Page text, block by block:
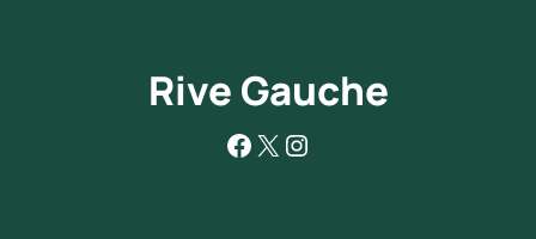
Rive Gauche
Facebook
X Instagram